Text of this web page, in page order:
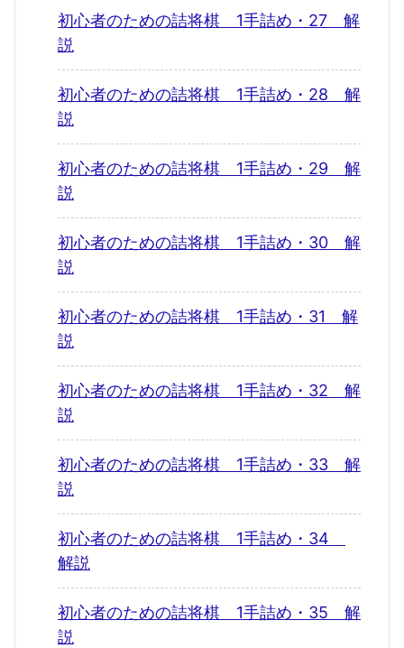
初心者のための詰将棋 1手詰め・27 解
説
初心者のための詰将棋 1手詰め・28 解
説
初心者のための詰将棋 1手詰め・29 解
説
初心者のための詰将棋 1手詰め・30 解
説
初心者のための詰将棋 1手詰め・31 解
説
初心者のための詰将棋 1手詰め・32 解
説
初心者のための詰将棋 1手詰め・33 解
説
初心者のための詰将棋 1手詰め・34
解説
初心者のための詰将棋 1手詰め・35 解
説